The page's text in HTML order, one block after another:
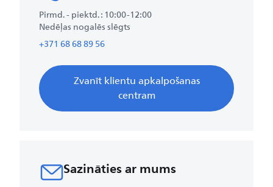
Pirmd. - piektd.​ : 10:00-12:00
Nedēļas nogalēs slēgts
+371 68 68 89 56
Zvanīt klientu apkalpošanas
centram
Sazināties ar mums